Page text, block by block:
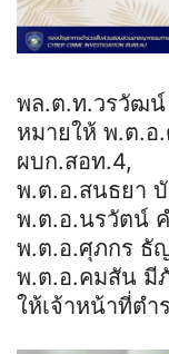
พล.ต.ท.วรวัฒ
หมายให้ พ.ต.อ
ผบก.สอท.4,
พ.ต.อ.สนธยา
พ.ต.อ.นรวัตน์
พ.ต.อ.ศุภกร ธั
พ.ต.อ.คมสัน มี
ให้เจ้าหน้าที่ต